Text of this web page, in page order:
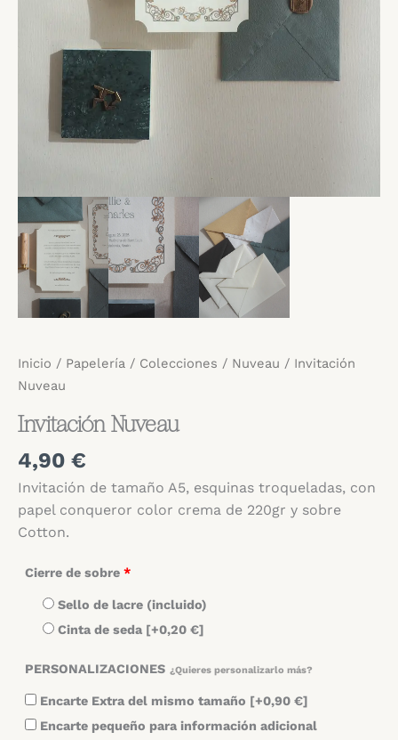
Inicio / Papelería / Colecciones / Nuveau / Invitación
Nuveau
Invitación Nuveau
4,90 €
Invitación de tamaño A5, esquinas troqueladas, con
papel conqueror color crema de 220gr y sobre
Cotton.
Cierre de sobre *
Sello de lacre (incluido)
Cinta de seda [+0,20 €]
PERSONALIZACIONES ¿Quieres personalizarlo más?
Encarte Extra del mismo tamaño [+0,90 €]
Encarte pequeño para información adicional